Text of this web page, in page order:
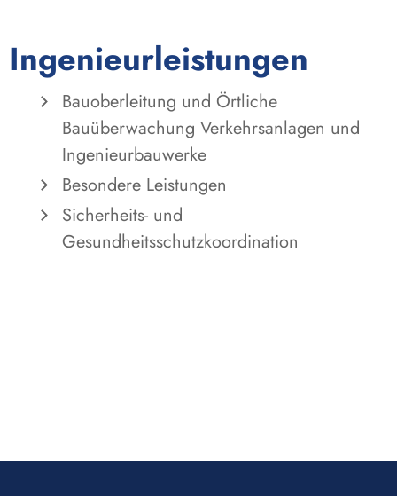
Ingenieurleistungen
Bauoberleitung und Örtliche
Bauüberwachung Verkehrsanlagen und
Ingenieurbauwerke
Besondere Leistungen
Sicherheits- und
Gesundheitsschutzkoordination